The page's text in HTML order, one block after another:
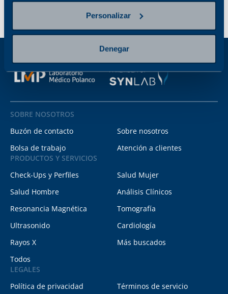
Personalizar
Denegar
SOBRE NOSOTROS
Buzón de contacto
Sobre nosotros
Bolsa de trabajo
Atención a clientes
PRODUCTOS Y SERVICIOS
Check-Ups y Perfiles
Salud Mujer
Salud Hombre
Análisis Clínicos
Resonancia Magnética
Tomografía
Ultrasonido
Cardiología
Rayos X
Más buscados
Todos
LEGALES
Política de privacidad
Términos de servicio